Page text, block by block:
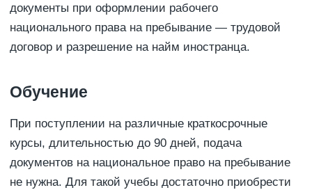
документы при оформлении рабочего
национального права на пребывание — трудовой
договор и разрешение на найм иностранца.
Обучение
При поступлении на различные краткосрочные
курсы, длительностью до 90 дней, подача
документов на национальное право на пребывание
не нужна. Для такой учебы достаточно приобрести